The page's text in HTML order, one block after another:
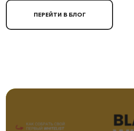
ПЕРЕЙТИ В БЛОГ